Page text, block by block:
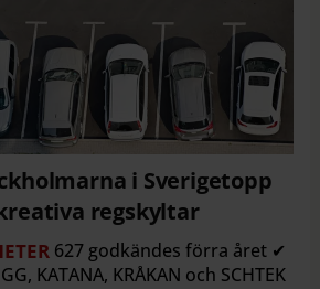
i Sverigetopp
regskyltar
627 godkändes förra året ✔
KATANA, KRÅKAN och SCHTEK